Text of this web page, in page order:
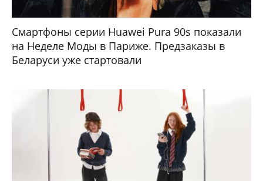
Смартфоны серии Huawei Pura 90s показали
на Неделе Моды в Париже. Предзаказы в
Беларуси уже стартовали